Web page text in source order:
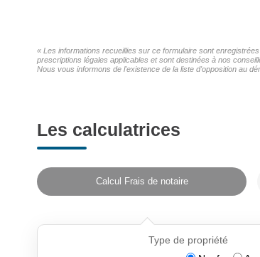
« Les informations recueillies sur ce formulaire sont
prescriptions légales applicables et sont destinées à nos
Nous vous informons de l'existence de la liste d'opposition au
Les calculatrices
Calcul Frais de notaire